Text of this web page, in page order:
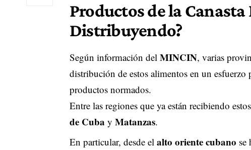
Productos de la Canasta
Distribuyendo?
Según información del MINCIN, varias
distribución de estos alimentos en un
productos normados.
Entre las regiones que ya están recibiendo
de Cuba y Matanzas.
En particular, desde el alto oriente cubano se